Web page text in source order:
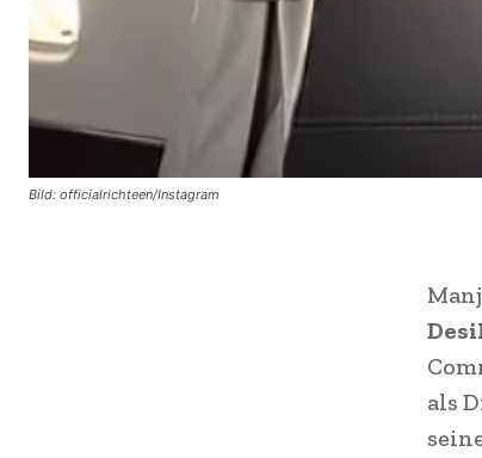
Bild: officialrichteen/Instagram
als